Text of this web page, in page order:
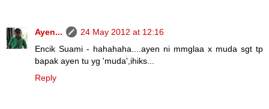
Ayen...
24 May 2012 at 12:16
Encik Suami - hahahaha....ayen ni mmglaa x muda sgt tp
bapak ayen tu yg 'muda',ihiks...
Reply